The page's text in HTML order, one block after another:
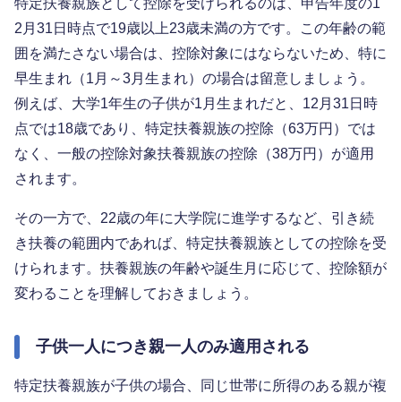
特定扶養親族として控除を受けられるのは、申告年度の1
2月31日時点で19歳以上23歳未満の方です。この年齢の範
囲を満たさない場合は、控除対象にはならないため、特に
早生まれ（1月～3月生まれ）の場合は留意しましょう。
例えば、大学1年生の子供が1月生まれだと、12月31日時
点では18歳であり、特定扶養親族の控除（63万円）では
なく、一般の控除対象扶養親族の控除（38万円）が適用
されます。
その一方で、22歳の年に大学院に進学するなど、引き続
き扶養の範囲内であれば、特定扶養親族としての控除を受
けられます。扶養親族の年齢や誕生月に応じて、控除額が
変わることを理解しておきましょう。
子供一人につき親一人のみ適用される
特定扶養親族が子供の場合、同じ世帯に所得のある親が複